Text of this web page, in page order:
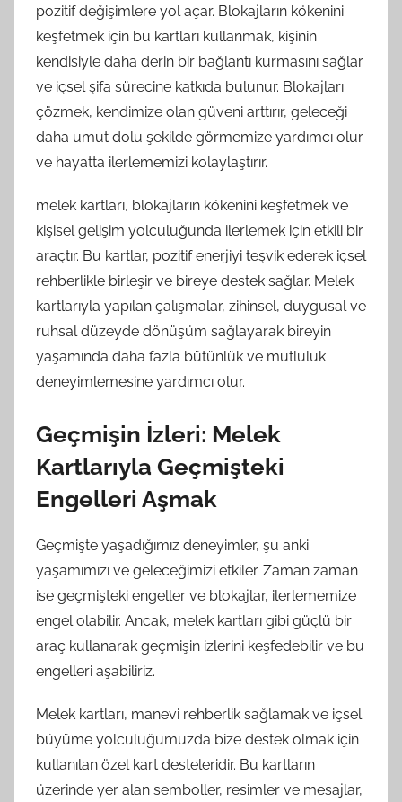
pozitif değişimlere yol açar. Blokajların kökenini
keşfetmek için bu kartları kullanmak, kişinin
kendisiyle daha derin bir bağlantı kurmasını sağlar
ve içsel şifa sürecine katkıda bulunur. Blokajları
çözmek, kendimize olan güveni arttırır, geleceği
daha umut dolu şekilde görmemize yardımcı olur
ve hayatta ilerlememizi kolaylaştırır.
melek kartları, blokajların kökenini keşfetmek ve
kişisel gelişim yolculuğunda ilerlemek için etkili bir
araçtır. Bu kartlar, pozitif enerjiyi teşvik ederek içsel
rehberlikle birleşir ve bireye destek sağlar. Melek
kartlarıyla yapılan çalışmalar, zihinsel, duygusal ve
ruhsal düzeyde dönüşüm sağlayarak bireyin
yaşamında daha fazla bütünlük ve mutluluk
deneyimlemesine yardımcı olur.
Geçmişin İzleri: Melek
Kartlarıyla Geçmişteki
Engelleri Aşmak
Geçmişte yaşadığımız deneyimler, şu anki
yaşamımızı ve geleceğimizi etkiler. Zaman zaman
ise geçmişteki engeller ve blokajlar, ilerlememize
engel olabilir. Ancak, melek kartları gibi güçlü bir
araç kullanarak geçmişin izlerini keşfedebilir ve bu
engelleri aşabiliriz.
Melek kartları, manevi rehberlik sağlamak ve içsel
büyüme yolculuğumuzda bize destek olmak için
kullanılan özel kart desteleridir. Bu kartların
üzerinde yer alan semboller, resimler ve mesajlar,